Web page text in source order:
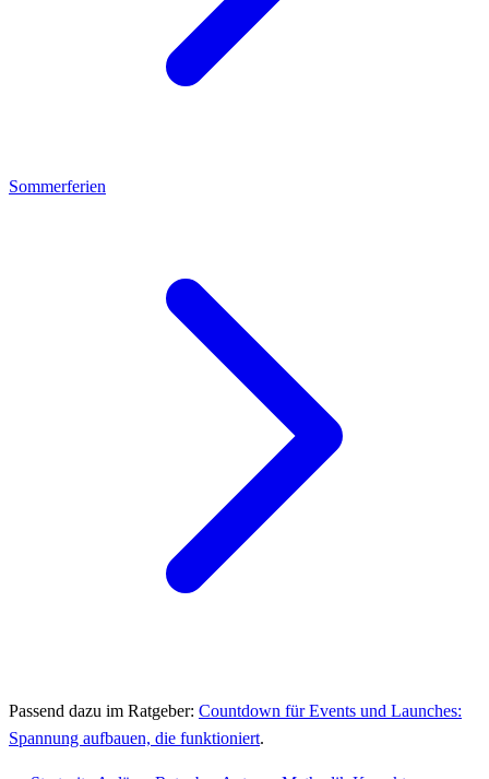
Sommerferien
Passend dazu im Ratgeber: Countdown für Events und Launches:
Spannung aufbauen, die funktioniert.